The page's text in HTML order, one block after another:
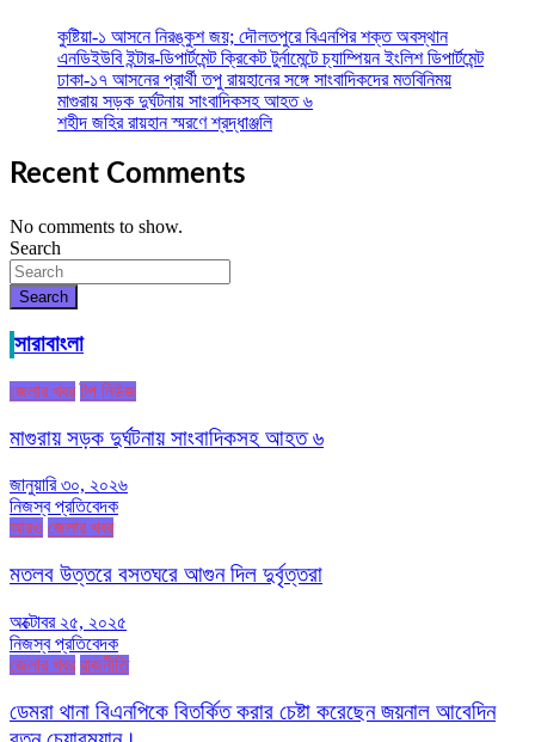
কুষ্টিয়া-১ আসনে নিরঙ্কুশ জয়; দৌলতপুরে বিএনপির শক্ত অবস্থান
এনডিইউবি ইন্টার-ডিপার্টমেন্ট ক্রিকেট টুর্নামেন্টে চ্যাম্পিয়ন ইংলিশ ডিপার্টমেন্ট
ঢাকা-১৭ আসনের প্রার্থী তপু রায়হানের সঙ্গে সাংবাদিকদের মতবিনিময়
মাগুরায় সড়ক দুর্ঘটনায় সাংবাদিকসহ আহত ৬
শহীদ জহির রায়হান স্মরণে শ্রদ্ধাঞ্জলি
Recent Comments
No comments to show.
Search
Search
সারাবাংলা
জেলার খবর টপ নিউজ
মাগুরায় সড়ক দুর্ঘটনায় সাংবাদিকসহ আহত ৬
জানুয়ারি ৩০, ২০২৬
নিজস্ব প্রতিবেদক
আরও জেলার খবর
মতলব উত্তরে বসতঘরে আগুন দিল দুর্বৃত্তরা
অক্টোবর ২৫, ২০২৫
নিজস্ব প্রতিবেদক
জেলার খবর রাজনীতি
ডেমরা থানা বিএনপিকে বিতর্কিত করার চেষ্টা করেছেন জয়নাল আবেদিন